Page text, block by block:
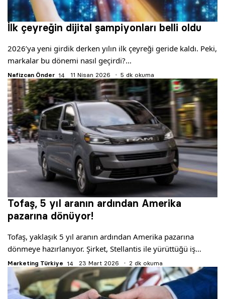
İlk çeyreğin dijital şampiyonları belli oldu
2026’ya yeni girdik derken yılın ilk çeyreği geride kaldı. Peki,
markalar bu dönemi nasıl geçirdi?…
Nafizcan Önder 11 Nisan 2026 5 dk okuma
Tofaş, 5 yıl aranın ardından Amerika
pazarına dönüyor!
Tofaş, yaklaşık 5 yıl aranın ardından Amerika pazarına
dönmeye hazırlanıyor. Şirket, Stellantis ile yürüttüğü iş…
Marketing Türkiye 23 Mart 2026 2 dk okuma